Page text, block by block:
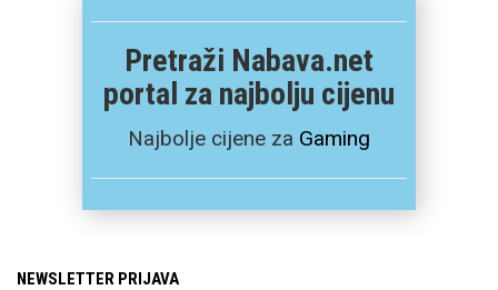
Pretraži Nabava.net
portal za najbolju cijenu
Najbolje cijene za Gaming
NEWSLETTER PRIJAVA